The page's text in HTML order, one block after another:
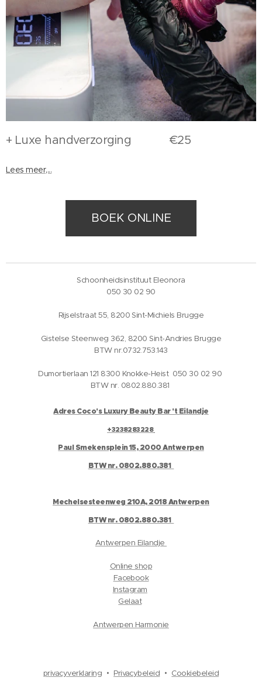
+ Luxe handverzorging €25
Lees meer,...
BOEK ONLINE
Schoonheidsinstituut Eleonora
050 30 02 90
Rijselstraat 55, 8200 Sint-Michiels Brugge
Gistelse Steenweg 362, 8200 Sint-Andries Brugge
BTW nr.0732.753.143
Dumortierlaan 121 8300 Knokke-Heist 050 30 02 90
BTW nr. 0802.880.381
Adres Coco's Luxury Beauty Bar 't Eilandje
+3238283228
Paul Smekensplein 15, 2000 Antwerpen
BTW nr. 0802.880.381
Mechelsesteenweg 210A, 2018 Antwerpen
BTW nr. 0802.880.381
Antwerpen Eilandje
Online shop
Facebook
Instagram
Gelaat
Antwerpen Harmonie
privacyverklaring Privacybeleid Cookiebeleid